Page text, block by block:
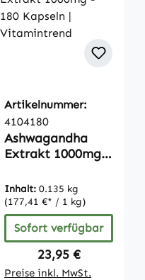
Artikelnummer:
4104180
Ashwagandha
Extrakt 1000mg -
Vitamintrend
Inhalt: 0.135 kg
(177,41 €* / 1 kg)
Sofort verfügbar
Regulärer Preis:
23,95 €
Preise inkl. MwSt.